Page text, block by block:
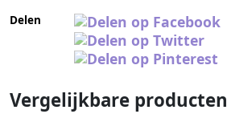
Delen
Vergelijkbare producten